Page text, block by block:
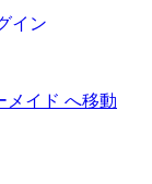
イン
イド へ移動